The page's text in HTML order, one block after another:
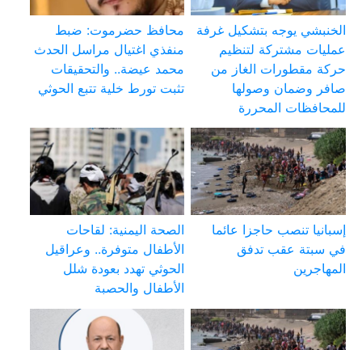
الخنبشي يوجه بتشكيل غرفة
عمليات مشتركة لتنظيم
حركة مقطورات الغاز من
صافر وضمان وصولها
للمحافظات المحررة
محافظ حضرموت: ضبط
منفذي اغتيال مراسل الحدث
محمد عيضة.. والتحقيقات
تثبت تورط خلية تتبع الحوثي
إسبانيا تنصب حاجزا عائما
في سبتة عقب تدفق
المهاجرين
الصحة اليمنية: لقاحات
الأطفال متوفرة.. وعراقيل
الحوثي تهدد بعودة شلل
الأطفال والحصبة